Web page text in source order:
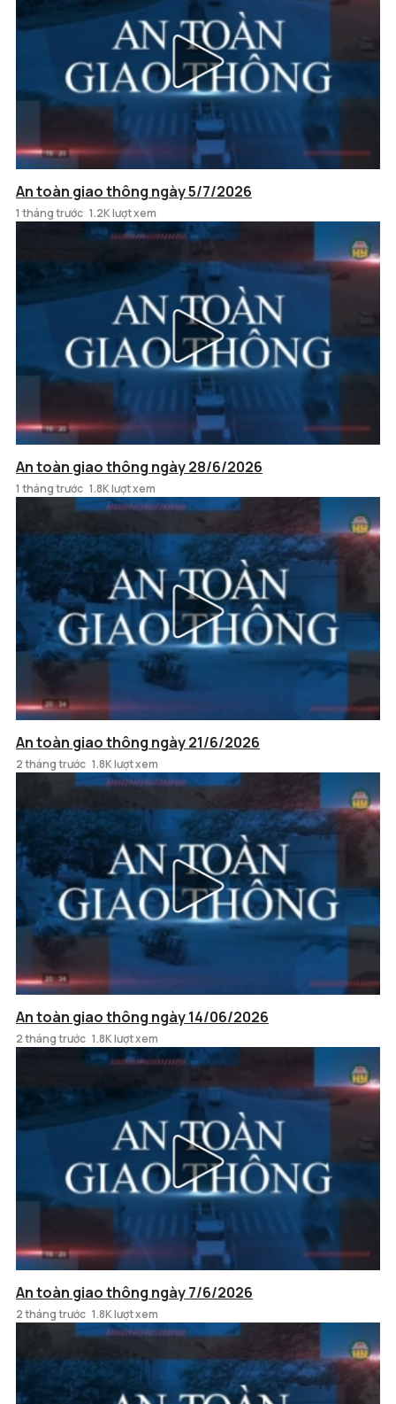
An toàn giao thông ngày 5/7/2026
1 tháng trước 1.2K lượt xem
An toàn giao thông ngày 28/6/2026
1 tháng trước 1.8K lượt xem
An toàn giao thông ngày 21/6/2026
2 tháng trước 1.8K lượt xem
An toàn giao thông ngày 14/06/2026
2 tháng trước 1.8K lượt xem
An toàn giao thông ngày 7/6/2026
2 tháng trước 1.8K lượt xem